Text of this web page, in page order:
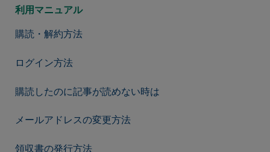
利用マニュアル
購読・解約方法
ログイン方法
購読したのに記事が読めない時は
メールアドレスの変更方法
領収書の発行方法